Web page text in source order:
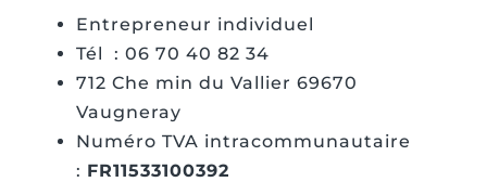
Entrepreneur individuel
Tél : 06 70 40 82 34
712 Che min du Vallier 69670
Vaugneray
Numéro TVA intracommunautaire
: FR11533100392